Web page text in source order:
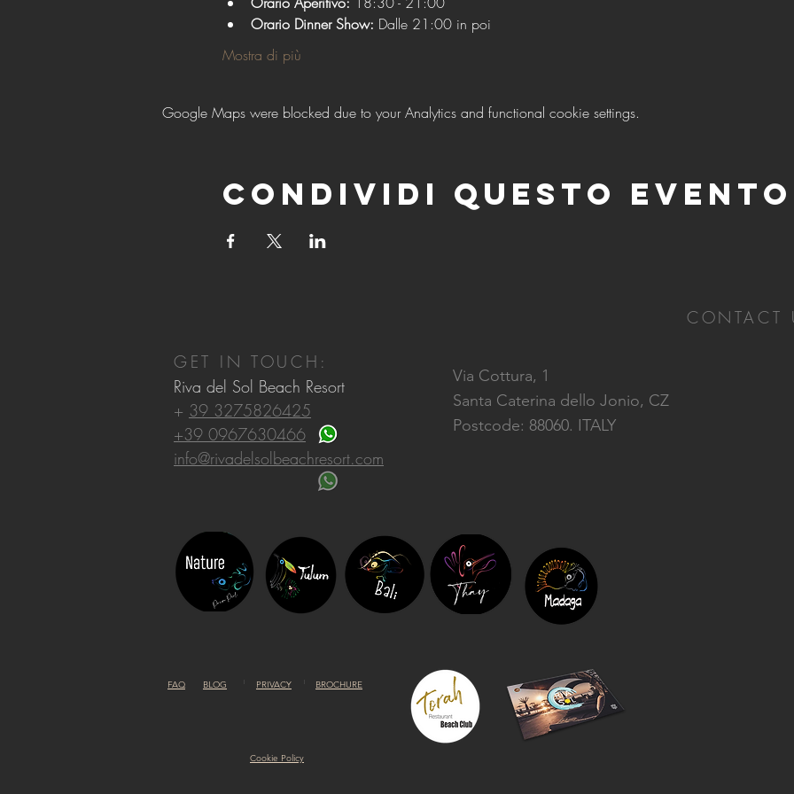
Orario Dinner Show: Dalle 21:00 in poi
Mostra di più
Google Maps were blocked due to your Analytics and functional cookie settings.
Condividi questo evento
GET IN TOUCH:
Riva del Sol Beach Resort
+ 39 3275826425
+39 0967630466
info@rivadelsolbeachresort.com
Via Cottura, 1
Santa Caterina dello Jonio, CZ
Postcode: 88060. ITALY
FAQ BLOG PRIVACY BROCHURE
Cookie Policy
CONTACT